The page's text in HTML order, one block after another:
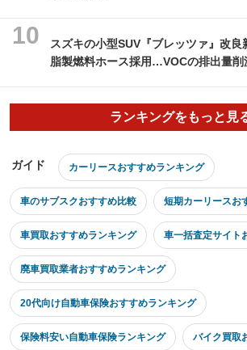
スズキの小型SUV『ブレッツァ』改
脂製燃料ホース採用…VOCの排出量削
ランキングをもっと見
ガイド カーリースおすすめランキング
車のサブスクおすすめ比較 短期カーリースお
車買取おすすめランキング 車一括査定サイト
廃車買取業者おすすめランキング
20代向け自動車保険おすすめランキング
保険料安い自動車保険ランキング バイク買取